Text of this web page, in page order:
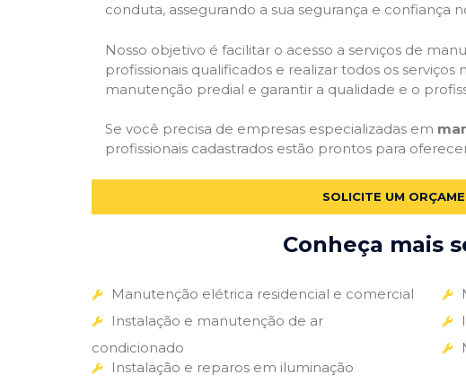
conduta, assegurando a sua segurança e confiança
Nosso objetivo é facilitar o acesso a serviços de
profissionais qualificados e realizar todos os
manutenção predial e garantir a qualidade e o
Se você precisa de empresas especializadas em
profissionais cadastrados estão prontos para
SOLICITE UM
Conheça mais
Manutenção elétrica residencial e comercial
Instalação e manutenção de ar
condicionado
Instalação e reparos em iluminação